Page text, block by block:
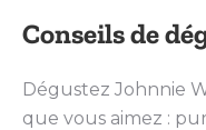
Conseils de
Dégustez Johnnie
que vous aimez :